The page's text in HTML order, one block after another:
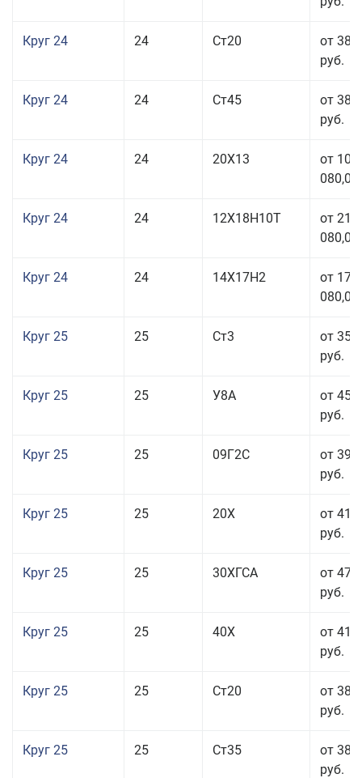
Круг 24 24 Ст20
от 38
руб.
Круг 24 24 Ст45
от 38
руб.
Круг 24 24 20Х13
от 103
080,00
Круг 24 24 12Х18Н10Т
от 211
080,00
Круг 24 24 14Х17Н2
от 178
080,00
Круг 25 25 Ст3
от 35
руб.
Круг 25 25 У8А
от 45
руб.
Круг 25 25 09Г2С
от 39
руб.
Круг 25 25 20Х
от 41
руб.
Круг 25 25 30ХГСА
от 47
руб.
Круг 25 25 40Х
от 41
руб.
Круг 25 25 Ст20
от 38
руб.
Круг 25 25 Ст35
от 38
руб.